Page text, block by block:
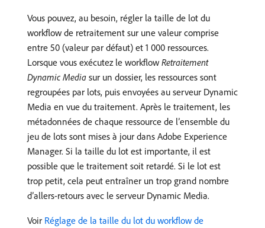
Vous pouvez, au besoin, régler la taille de lot du
workflow de retraitement sur une valeur comprise
entre 50 (valeur par défaut) et 1 000 ressources.
Lorsque vous exécutez le workflow Retraitement
Dynamic Media sur un dossier, les ressources sont
regroupées par lots, puis envoyées au serveur Dynamic
Media en vue du traitement. Après le traitement, les
métadonnées de chaque ressource de l’ensemble du
jeu de lots sont mises à jour dans Adobe Experience
Manager. Si la taille du lot est importante, il est
possible que le traitement soit retardé. Si le lot est
trop petit, cela peut entraîner un trop grand nombre
d’allers-retours avec le serveur Dynamic Media.
Voir Réglage de la taille du lot du workflow de